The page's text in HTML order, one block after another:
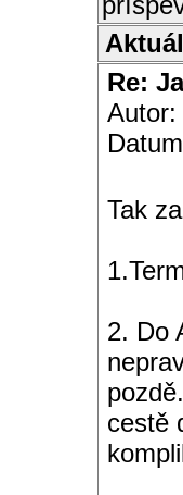
Re:
Autor:
Tak
2. Do
cestě